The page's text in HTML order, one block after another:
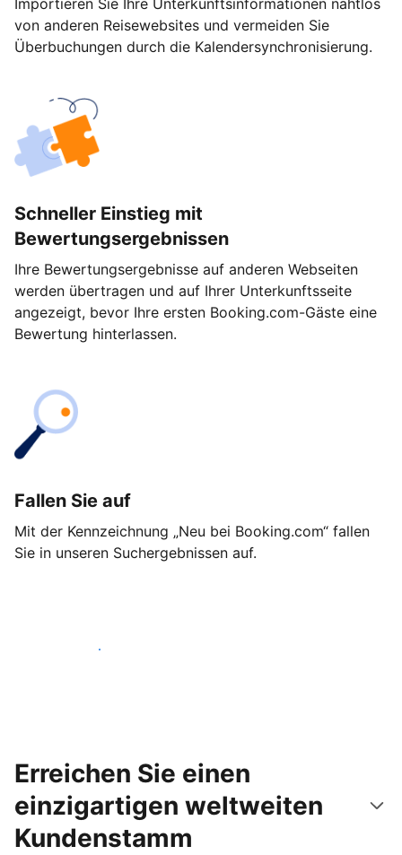
Importieren Sie Ihre Unterkunftsinformationen nahtlos
von anderen Reisewebsites und vermeiden Sie
Überbuchungen durch die Kalendersynchronisierung.
Schneller Einstieg mit
Bewertungsergebnissen
Ihre Bewertungsergebnisse auf anderen Webseiten
werden übertragen und auf Ihrer Unterkunftsseite
angezeigt, bevor Ihre ersten Booking.com-Gäste eine
Bewertung hinterlassen.
Fallen Sie auf
Mit der Kennzeichnung „Neu bei Booking.com“ fallen
Sie in unseren Suchergebnissen auf.
Noch heute loslegen
Erreichen Sie einen
einzigartigen weltweiten
Kundenstamm